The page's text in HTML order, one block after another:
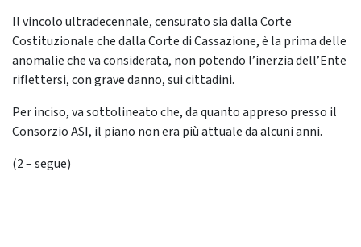
Il vincolo ultradecennale, censurato sia dalla Corte
Costituzionale che dalla Corte di Cassazione, è la prima delle
anomalie che va considerata, non potendo l’inerzia dell’Ente
riflettersi, con grave danno, sui cittadini.
Per inciso, va sottolineato che, da quanto appreso presso il
Consorzio ASI, il piano non era più attuale da alcuni anni.
(2 – segue)